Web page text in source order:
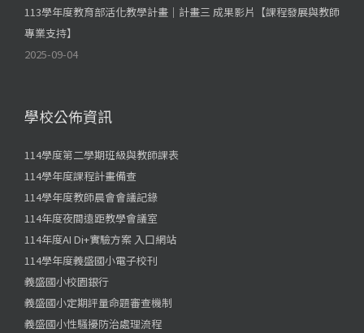
113學年度教育部活化教學計畫｜計畫三 成果影片【課程發展與教師
專業支持】
2025-09-04
學校公佈資訊
114學度第二學期班級與教師課表
114學年度課程計畫備查
114學年度教師晨會會議記錄
114年度夜間遠距教學會議室
114年度AI Di+實驗方案 入口網站
114學年度義盛國小電子校刊
義盛國小校園銀行
義盛國小定期評量命題審查機制
義盛國小性騷擾防治處理流程